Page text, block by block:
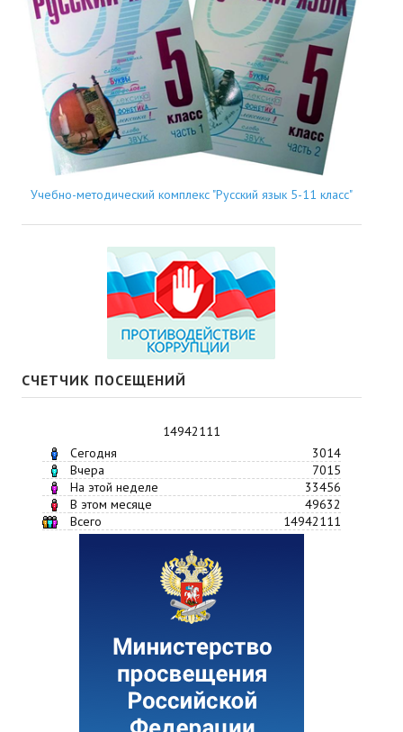
Учебно-методический комплекс "Русский язык 5-11 класс"
СЧЕТЧИК ПОСЕЩЕНИЙ
14942111
Сегодня
3014
Вчера
7015
На этой неделе
33456
В этом месяце
49632
Всего
14942111